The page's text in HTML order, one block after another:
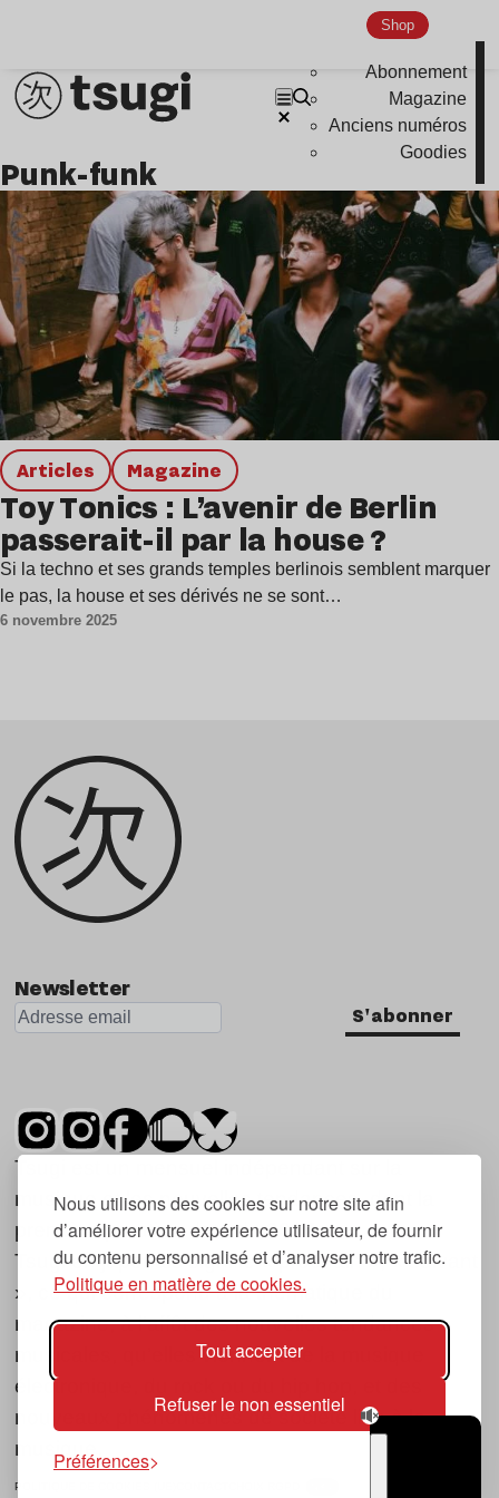
Nous utilisons des cookies sur notre site afin
d’améliorer votre expérience utilisateur, de fournir
du contenu personnalisé et d’analyser notre trafic.
Politique en matière de cookies.
Tout accepter
Refuser le non essentiel
Préférences
Shop
Abonnement
Magazine
Anciens numéros
Goodies
Nu Jazz
punk-funk
Articles magazine
Toy Tonics : L’avenir de Berlin
passerait-il par la house ?
Si la techno et ses grands temples berlinois semblent marquer
le pas, la house et ses dérivés ne se sont…
6 novembre 2025
Newsletter
S'abonner
Tsugi est un mensuel indépendant sur la
musique et les nouvelles tendances, dont la
première parution date de 2007.
Tsugi en japonais signifie « prochain », « suivant
», ce qui correspond à la thématique du
magazine, à l’affût des nouvelles tendances
musicales, qu’elles viennent de la musique
électronique, du rock ou du hip hop, et des
nouveaux phénomènes de société liés à la
musique.
POLITIQUE DE COOKIES (UE)